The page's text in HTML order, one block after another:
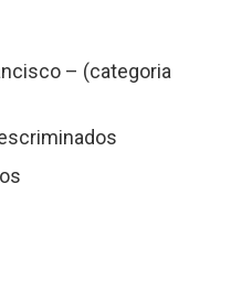
– (categoria